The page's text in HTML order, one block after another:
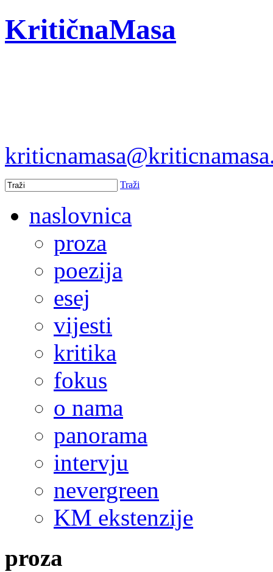
KritičnaMasa
Traži
naslovnica
proza
poezija
esej
vijesti
kritika
fokus
o nama
panorama
intervju
nevergreen
KM ekstenzije
proza